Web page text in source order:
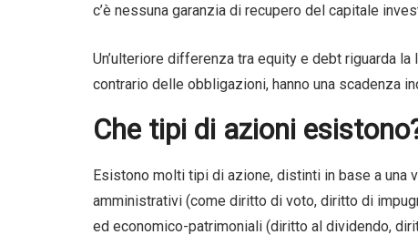
c’è nessuna garanzia di recupero del capitale
Un’ulteriore differenza tra equity e debt riguarda
contrario delle obbligazioni, hanno una scadenza
Che tipi di azioni
Esistono molti tipi di azione, distinti in base a
amministrativi (come diritto di voto, diritto di
ed economico-patrimoniali (diritto al dividendo,